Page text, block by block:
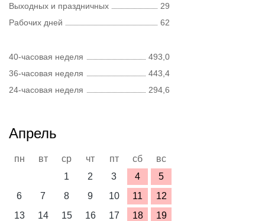
Выходных и праздничных
29
Рабочих дней
62
40-часовая неделя
493,0
36-часовая неделя
443,4
24-часовая неделя
294,6
Апрель
пн вт ср чт пт сб
вс
1
2 3 4
5
6
7 8 9 10 11
12
13
14 15 16 17 18
19